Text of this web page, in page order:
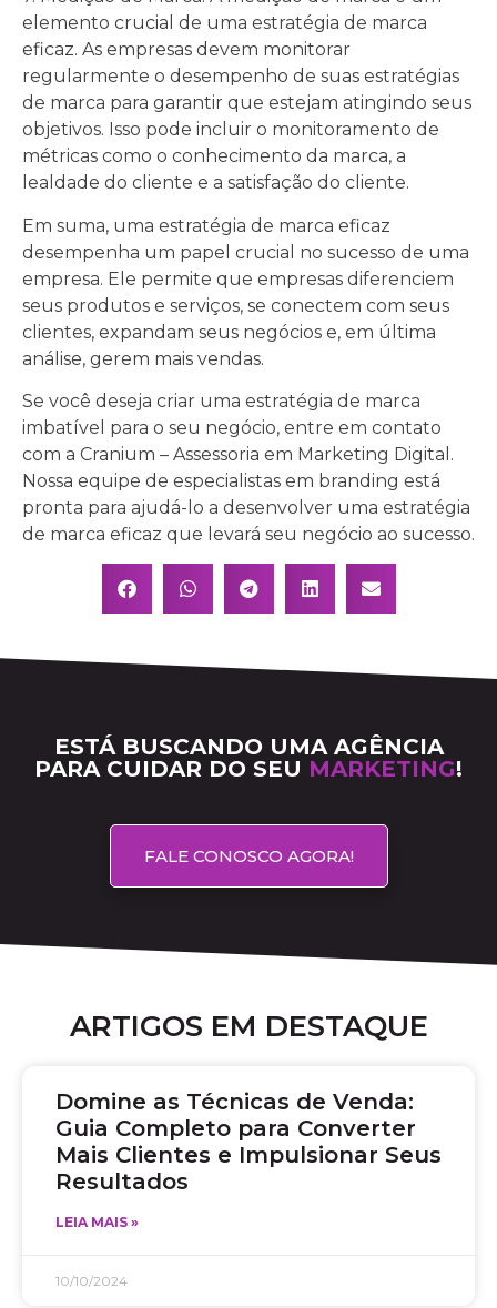
elemento crucial de uma estratégia de marca
eficaz. As empresas devem monitorar
regularmente o desempenho de suas estratégias
de marca para garantir que estejam atingindo seus
objetivos. Isso pode incluir o monitoramento de
métricas como o conhecimento da marca, a
lealdade do cliente e a satisfação do cliente.
Em suma, uma estratégia de marca eficaz
desempenha um papel crucial no sucesso de uma
empresa. Ele permite que empresas diferenciem
seus produtos e serviços, se conectem com seus
clientes, expandam seus negócios e, em última
análise, gerem mais vendas.
Se você deseja criar uma estratégia de marca
imbatível para o seu negócio, entre em contato
com a Cranium – Assessoria em Marketing Digital.
Nossa equipe de especialistas em branding está
pronta para ajudá-lo a desenvolver uma estratégia
de marca eficaz que levará seu negócio ao sucesso.
ESTÁ BUSCANDO UMA AGÊNCIA
PARA CUIDAR DO SEU MARKETING!
FALE CONOSCO AGORA!
ARTIGOS EM DESTAQUE
Domine as Técnicas de Venda:
Guia Completo para Converter
Mais Clientes e Impulsionar Seus
Resultados
LEIA MAIS »
10/10/2024